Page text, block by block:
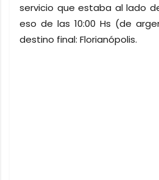
servicio que estaba al lado
eso de las 10:00 Hs (de
destino final: Florianópolis.